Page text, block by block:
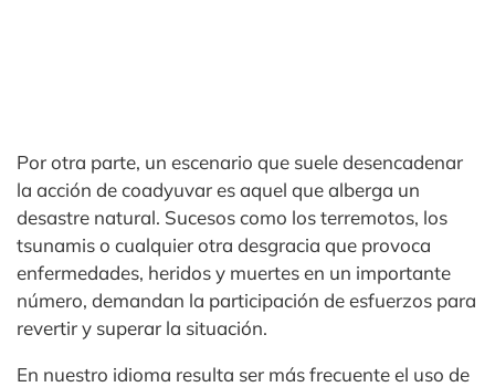
Por otra parte, un escenario que suele desencadenar
la acción de coadyuvar es aquel que alberga un
desastre natural. Sucesos como los terremotos, los
tsunamis o cualquier otra desgracia que provoca
enfermedades, heridos y muertes en un importante
número, demandan la participación de esfuerzos para
revertir y superar la situación.
En nuestro idioma resulta ser más frecuente el uso de